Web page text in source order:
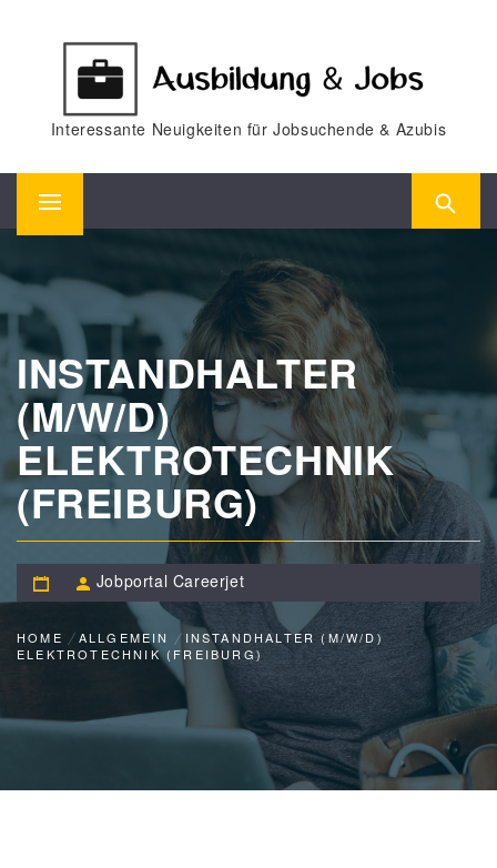
Interessante Neuigkeiten für Jobsuchende & Azubis
Primary
Menu
INSTANDHALTER
(M/W/D)
ELEKTROTECHNIK
(FREIBURG)
Jobportal Careerjet
HOME ALLGEMEIN
INSTANDHALTER (M/W/D)
ELEKTROTECHNIK (FREIBURG)